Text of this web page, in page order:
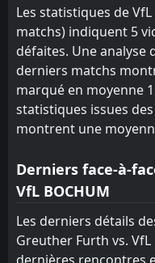
04Jul
VfL
FT
13:30
17May
VfL
FT
11:00
May
VfL
02May
VfL
FT
26Apr
VfL
SpVgg
Dynamo
Les statistiques de
matchs) indiquent 5
défaites. Une analyse
derniers matchs
marqué en moyenne
statistiques issues
montrent une
Derniers face-à-
VfL BOCHUM
Les derniers détails
Greuther Furth vs.